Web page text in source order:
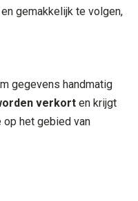
en gemakkelijk te volgen,
gegevens handmatig
verkort en krijgt
het gebied van